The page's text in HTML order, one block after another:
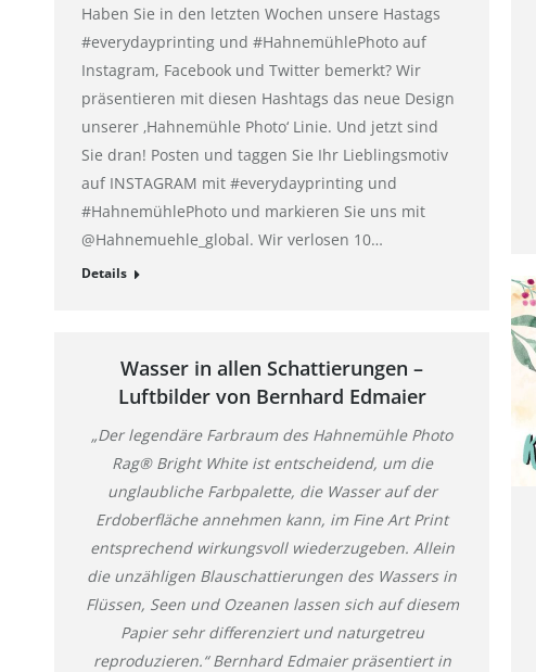
Haben Sie in den letzten Wochen unsere Hastags
#everydayprinting und #HahnemühlePhoto auf
Instagram, Facebook und Twitter bemerkt? Wir
präsentieren mit diesen Hashtags das neue Design
unserer ‚Hahnemühle Photo‘ Linie. Und jetzt sind
Sie dran! Posten und taggen Sie Ihr Lieblingsmotiv
auf INSTAGRAM mit #everydayprinting und
#HahnemühlePhoto und markieren Sie uns mit
@Hahnemuehle_global. Wir verlosen 10…
Details
Wasser in allen Schattierungen –
Luftbilder von Bernhard Edmaier
„Der legendäre Farbraum des Hahnemühle Photo
Rag® Bright White ist entscheidend, um die
unglaubliche Farbpalette, die Wasser auf der
Erdoberfläche annehmen kann, im Fine Art Print
entsprechend wirkungsvoll wiederzugeben. Allein
die unzähligen Blauschattierungen des Wassers in
Flüssen, Seen und Ozeanen lassen sich auf diesem
Papier sehr differenziert und naturgetreu
reproduzieren.“ Bernhard Edmaier präsentiert in